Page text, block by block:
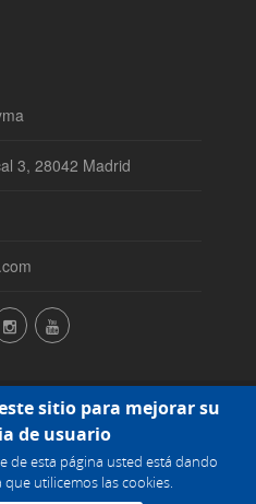
3, 28042 Madrid
SL. Todos los derechos
|
Política de cookies
sitio para mejorar su
de usuario
de esta página usted está dando
utilicemos las cookies.